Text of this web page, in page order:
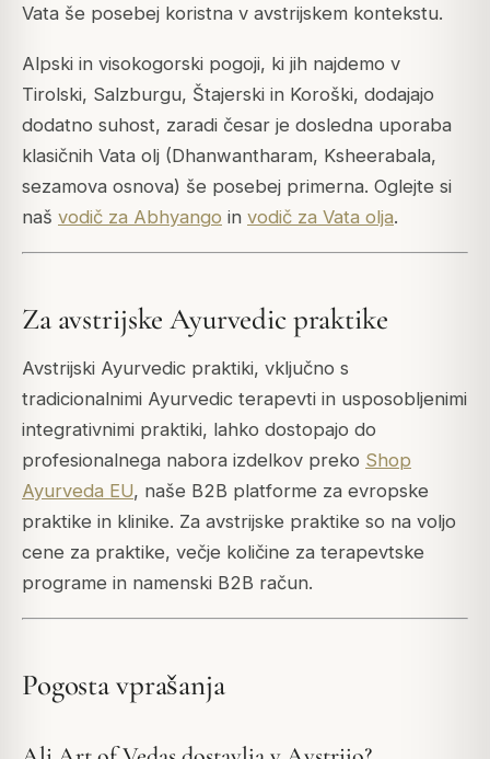
Vata še posebej koristna v avstrijskem kontekstu.
Alpski in visokogorski pogoji, ki jih najdemo v
Tirolski, Salzburgu, Štajerski in Koroški, dodajajo
dodatno suhost, zaradi česar je dosledna uporaba
klasičnih Vata olj (Dhanwantharam, Ksheerabala,
sezamova osnova) še posebej primerna. Oglejte si
naš vodič za Abhyango in vodič za Vata olja.
Za avstrijske Ayurvedic praktike
Avstrijski Ayurvedic praktiki, vključno s
tradicionalnimi Ayurvedic terapevti in usposobljenimi
integrativnimi praktiki, lahko dostopajo do
profesionalnega nabora izdelkov preko Shop
Ayurveda EU, naše B2B platforme za evropske
praktike in klinike. Za avstrijske praktike so na voljo
cene za praktike, večje količine za terapevtske
programe in namenski B2B račun.
Pogosta vprašanja